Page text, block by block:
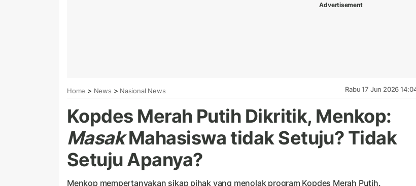
Advertisement
Home > News > Nasional News Rabu 17 Jun 2026
Kopdes Merah Putih Dikritik, Menkop:
MasakMahasiswa tidak Setuju? Tidak
Setuju Apanya?
Menkop mempertanyakan sikap pihak yang menolak program Kopdes Merah Putih.